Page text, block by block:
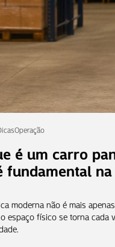
Operação
é um carro
fundamental
moderna não é mais
espaço físico se torna cada